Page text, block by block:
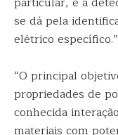
se dá pela
elétrico específico.”
“O principal
propriedades de
conhecida
materiais com